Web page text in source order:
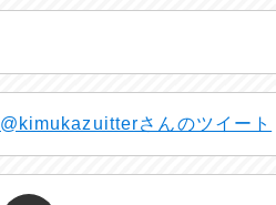
@kimukazuitterさんのツイート